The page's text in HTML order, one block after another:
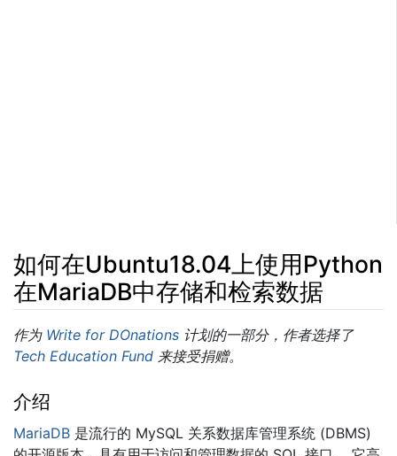
如何在Ubuntu18.04上使用Python
在MariaDB中存储和检索数据
跳转至：导航、​搜索
作为 Write for DOnations 计划的一部分，作者选择了
Tech Education Fund 来接受捐赠。
介绍
MariaDB 是流行的 MySQL 关系数据库管理系统 (DBMS)